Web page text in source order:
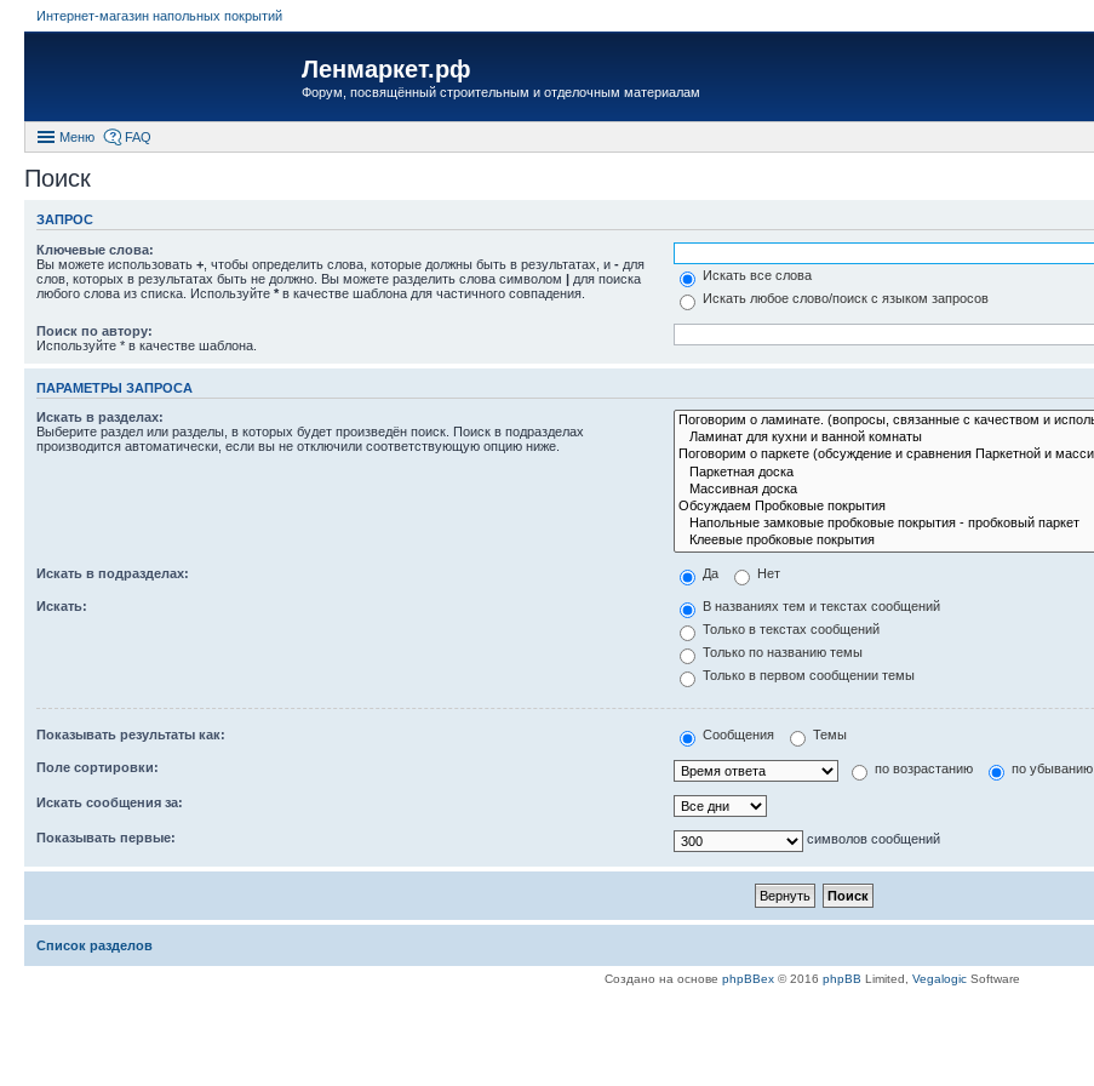
Интернет-магазин напольных покрытий
Ленмаркет.рф
Форум, посвящённый строительным и отделочным материалам
Меню FAQ
Поиск
ЗАПРОС
Ключевые слова:
Вы можете использовать + , чтобы определить слова, которые должны быть в результатах, и - для
слов, которых в результатах быть не должно. Вы можете разделить слова символом | для поиска
любого слова из списка. Используйте * в качестве шаблона для частичного совпадения.
Искать все слова
Искать любое слово/поиск с языком запросов
Поиск по автору:
Используйте * в качестве шаблона.
ПАРАМЕТРЫ ЗАПРОСА
Искать в разделах:
Выберите раздел или разделы, в которых будет произведён поиск. Поиск в подразделах
производится автоматически, если вы не отключили соответствующую опцию ниже.
Искать в подразделах: Да Нет
Искать:
В названиях тем и текстах сообщений
Только в текстах сообщений
Только по названию темы
Только в первом сообщении темы
Показывать результаты как: Сообщения Темы
Поле сортировки: по возрастанию по убыванию
Искать сообщения за:
Показывать первые: символов сообщений
Список разделов
Создано на основе phpBBex© 2016 phpBB Limited, VegalogicSoftware